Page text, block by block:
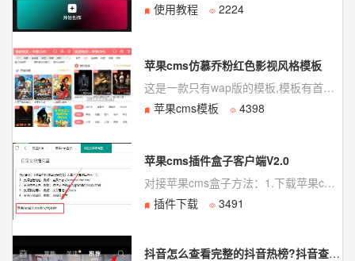
使用教程 2224
苹果cms仿慕乔粉红色影视风格模板
这是一款只有wap版的模板,模板有首页，分类，搜索，专题，排行，登录注册等几乎所有页面，比较不错的一套模板。
苹果cms模板
4398
苹果cms插件盒子客户端V2.0
对接苹果cms盒子方法：1.下载苹果cms盒子客户端点击下载，客户端压缩包上传至网站根目录解压（提示覆盖选择确认）。客户端包含两个文件夹，分别为application（客户端控制器,配置文件,模板文件）static（默认图片）核心文件进行了sg11加密，需要下载最新sg11组件，sg11安装方法。2
插件下载
3491
抖音怎么查看完整的抖音热榜?抖音查看完整的抖音热榜教程